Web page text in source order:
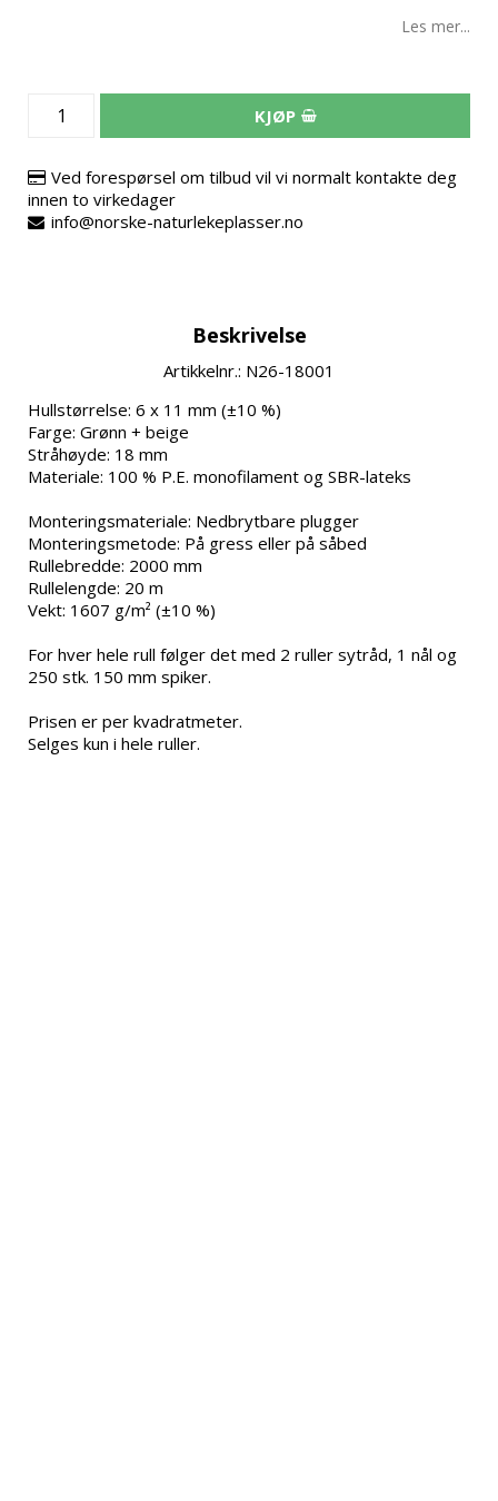
Les mer...
KJØP
Ved forespørsel om tilbud vil vi normalt kontakte deg
innen to virkedager
info@norske-naturlekeplasser.no
Beskrivelse
Artikkelnr.: N26-18001
Hullstørrelse: 6 x 11 mm (±10 %)
Farge: Grønn + beige
Stråhøyde: 18 mm
Materiale: 100 % P.E. monofilament og SBR-lateks
Monteringsmateriale: Nedbrytbare plugger
Monteringsmetode: På gress eller på såbed
Rullebredde: 2000 mm
Rullelengde: 20 m
Vekt: 1607 g/m² (±10 %)
For hver hele rull følger det med 2 ruller sytråd, 1 nål og
250 stk. 150 mm spiker.
Prisen er per kvadratmeter.
Selges kun i hele ruller.